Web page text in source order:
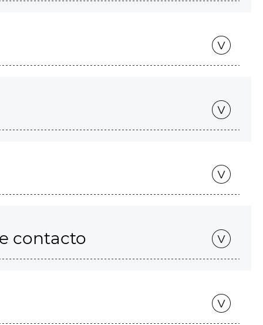
contacto